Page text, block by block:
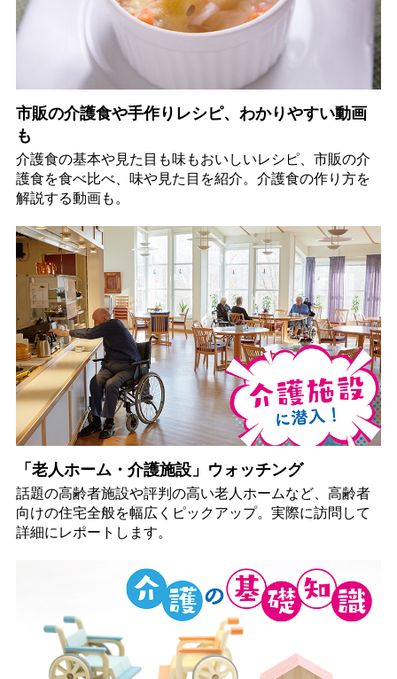
市販の介護食や手作りレシピ、わかりやすい動画
も
介護食の基本や見た目も味もおいしいレシピ、市販の介
護食を食べ比べ、味や見た目を紹介。介護食の作り方を
解説する動画も。
「老人ホーム・介護施設」ウォッチング
話題の高齢者施設や評判の高い老人ホームなど、高齢者
向けの住宅全般を幅広くピックアップ。実際に訪問して
詳細にレポートします。